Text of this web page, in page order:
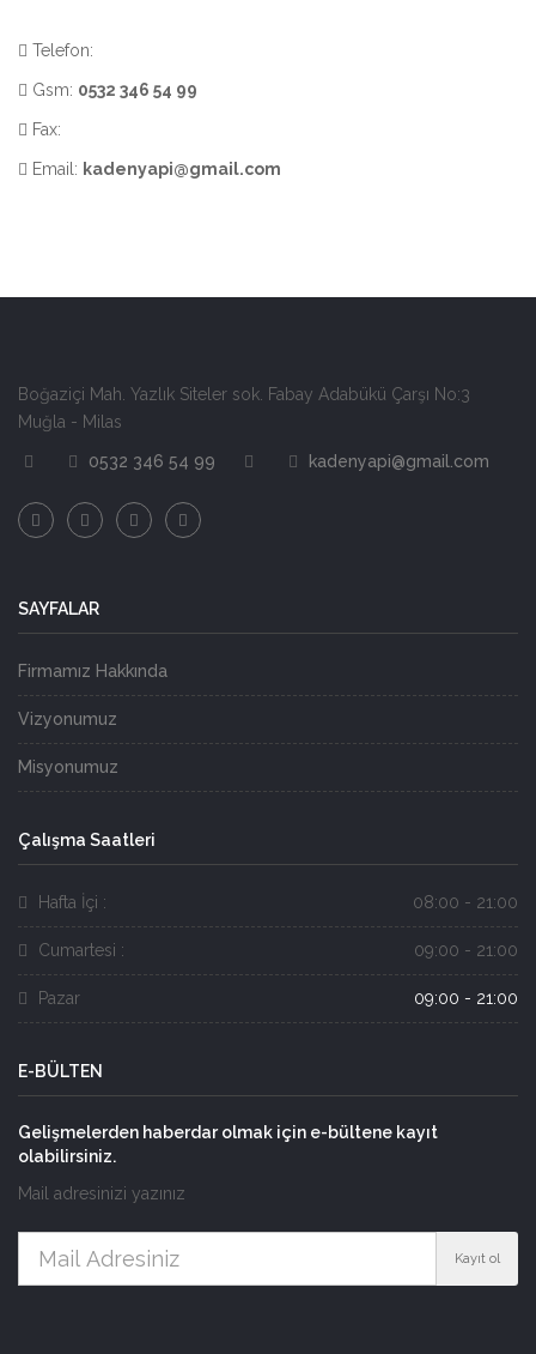
Telefon:
Gsm: 0532 346 54 99
Fax:
Email: kadenyapi@gmail.com
Boğaziçi Mah. Yazlık Siteler sok. Fabay Adabükü Çarşı No:3
Muğla - Milas
0532 346 54 99 kadenyapi@gmail.com
SAYFALAR
Firmamız Hakkında
Vizyonumuz
Misyonumuz
Çalışma Saatleri
Hafta İçi : 08:00 - 21:00
Cumartesi : 09:00 - 21:00
Pazar 09:00 - 21:00
E-BÜLTEN
Gelişmelerden haberdar olmak için e-bültene kayıt
olabilirsiniz.
Mail adresinizi yazınız
Kayıt ol